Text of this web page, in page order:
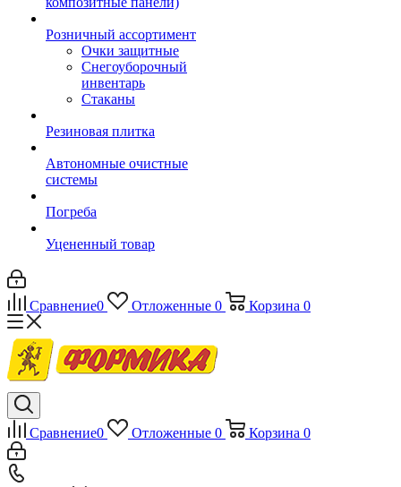
Розничный ассортимент
Очки защитные
Снегоуборочный
инвентарь
Стаканы
Резиновая плитка
Автономные очистные
системы
Погреба
Уцененный товар
Сравнение0 Отложенные 0 Корзина 0
Сравнение0 Отложенные 0 Корзина 0